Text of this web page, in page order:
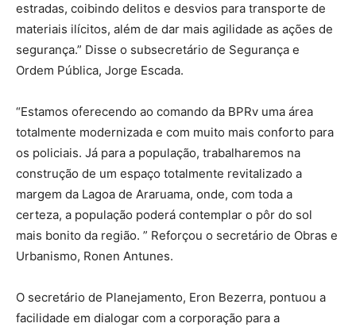
estradas, coibindo delitos e desvios para transporte de
materiais ilícitos, além de dar mais agilidade as ações de
segurança.” Disse o subsecretário de Segurança e
Ordem Pública, Jorge Escada.
“Estamos oferecendo ao comando da BPRv uma área
totalmente modernizada e com muito mais conforto para
os policiais. Já para a população, trabalharemos na
construção de um espaço totalmente revitalizado a
margem da Lagoa de Araruama, onde, com toda a
certeza, a população poderá contemplar o pôr do sol
mais bonito da região. ” Reforçou o secretário de Obras e
Urbanismo, Ronen Antunes.
O secretário de Planejamento, Eron Bezerra, pontuou a
facilidade em dialogar com a corporação para a